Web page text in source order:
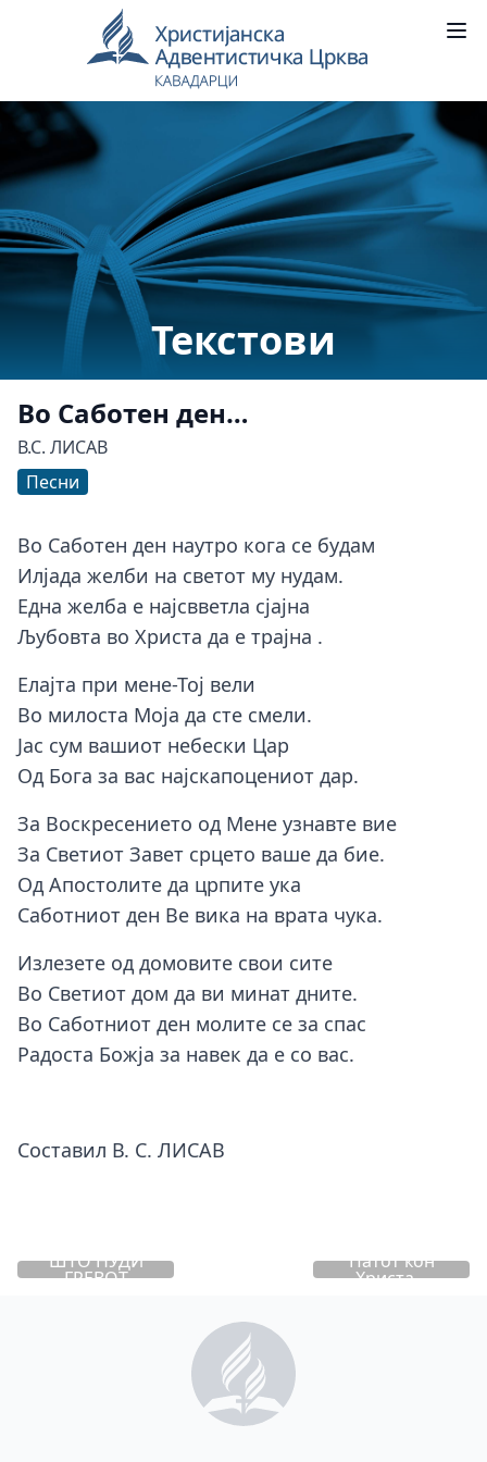
Текстови
Во Саботен ден…
В.С. ЛИСАВ
Песни
Во Саботен ден наутро кога се будам
Илјада желби на светот му нудам.
Една желба е најсвветла сјајна
Љубовта во Христа да е трајна .
Елајта при мене-Тој вели
Во милоста Моја да сте смели.
Јас сум вашиот небески Цар
Од Бога за вас најскапоцениот дар.
За Воскресението од Мене узнавте вие
За Светиот Завет срцето ваше да бие.
Од Апостолите да црпите ука
Саботниот ден Ве вика на врата чука.
Излезете од домовите свои сите
Во Светиот дом да ви минат дните.
Во Саботниот ден молите се за спас
Радоста Божја за навек да е со вас.
Составил В. С. ЛИСАВ
ШТО НУДИ
ГРЕВОТ
Патот кон
Христа...